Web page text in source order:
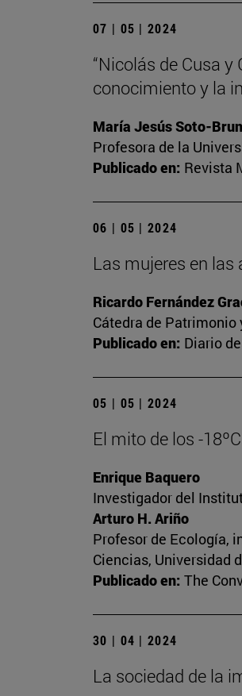
07 | 05 | 2024
“Nicolás de Cusa
conocimiento y la
María Jesús Soto-
Profesora de la
Publicado en: Revista
06 | 05 | 2024
Las mujeres en
Ricardo Fernández
Cátedra de Patrimonio
Publicado en: Diario
05 | 05 | 2024
El mito de los -
Enrique Baquero
Investigador del
Arturo H. Ariño
Profesor de Ecología,
Ciencias, Universidad
Publicado en: The
30 | 04 | 2024
La sociedad de la